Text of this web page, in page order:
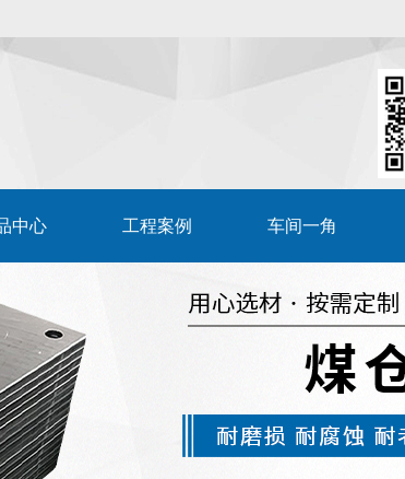
中心 工程案例 车间一角